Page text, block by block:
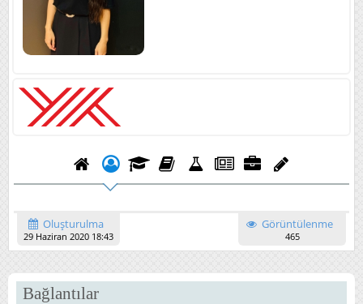
Oluşturulma
29 Haziran 2020 18:43
Görüntülenme
465
Bağlantılar